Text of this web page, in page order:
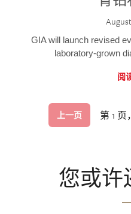
GIA will launch revised
laboratory-grown
阅
上一页 第 1 页
您或许